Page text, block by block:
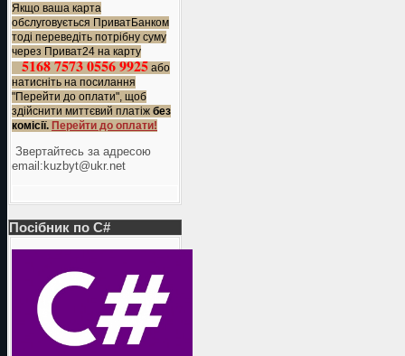
Якщо ваша карта
обслуговується ПриватБанком
тоді переведіть потрібну суму
через Приват24 на карту
5168 7573 0556 9925 або
натисніть на посилання
"Перейти до оплати", щоб
здійснити миттєвий платіж без
комісії. Перейти до оплати!
Звертайтесь за адресою
еmail:kuzbyt@ukr.net
Посібник по C#